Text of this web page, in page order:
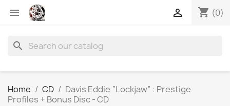
 shopping_cart (0)

search
Home CD
Davis Eddie “Lockjaw” : Prestige
Profiles + Bonus Disc - CD